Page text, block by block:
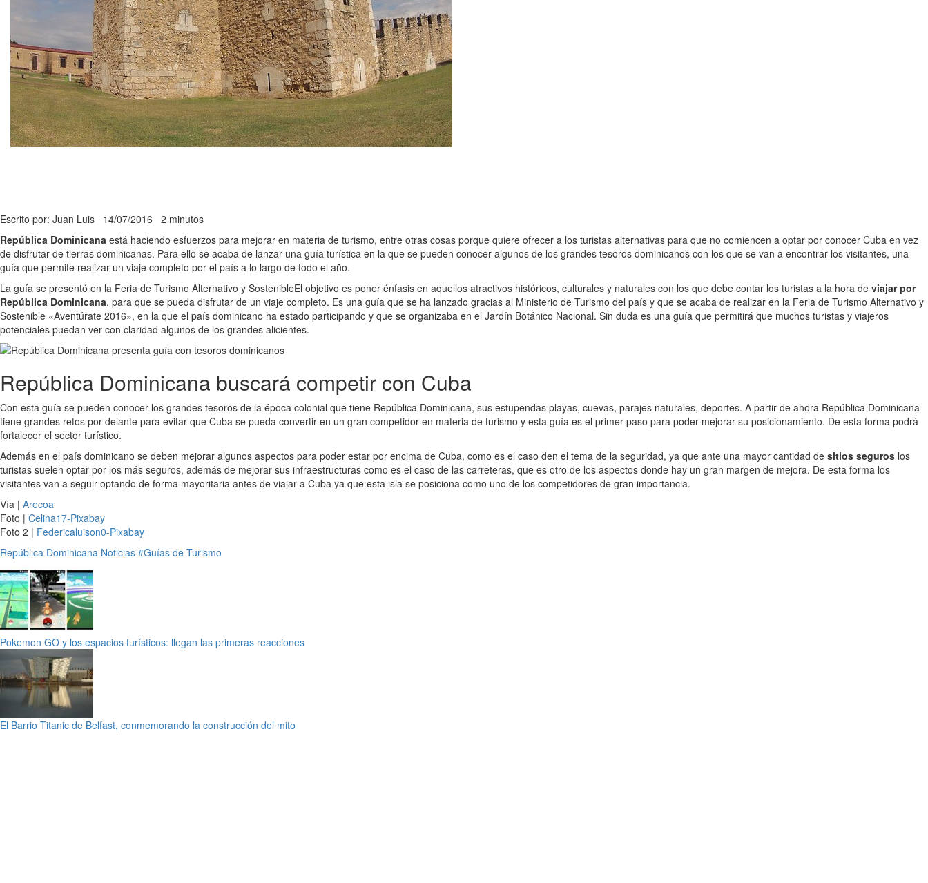
Escrito por: Juan Luis 14/07/2016 2 minutos
República Dominicana está haciendo esfuerzos para mejorar en materia de turismo, entre otras cosas porque quiere ofrecer a los turistas alternativas para que no comiencen a optar por conocer Cuba en vez
de disfrutar de tierras dominicanas. Para ello se acaba de lanzar una guía turística en la que se pueden conocer algunos de los grandes tesoros dominicanos con los que se van a encontrar los visitantes, una
guía que permite realizar un viaje completo por el país a lo largo de todo el año.
La guía se presentó en la Feria de Turismo Alternativo y SostenibleEl objetivo es poner énfasis en aquellos atractivos históricos, culturales y naturales con los que debe contar los turistas a la hora de viajar por
República Dominicana, para que se pueda disfrutar de un viaje completo. Es una guía que se ha lanzado gracias al Ministerio de Turismo del país y que se acaba de realizar en la Feria de Turismo Alternativo y
Sostenible «Aventúrate 2016», en la que el país dominicano ha estado participando y que se organizaba en el Jardín Botánico Nacional. Sin duda es una guía que permitirá que muchos turistas y viajeros
potenciales puedan ver con claridad algunos de los grandes alicientes.
República Dominicana buscará competir con Cuba
Con esta guía se pueden conocer los grandes tesoros de la época colonial que tiene República Dominicana, sus estupendas playas, cuevas, parajes naturales, deportes. A partir de ahora República Dominicana
tiene grandes retos por delante para evitar que Cuba se pueda convertir en un gran competidor en materia de turismo y esta guía es el primer paso para poder mejorar su posicionamiento. De esta forma podrá
fortalecer el sector turístico.
Además en el país dominicano se deben mejorar algunos aspectos para poder estar por encima de Cuba, como es el caso den el tema de la seguridad, ya que ante una mayor cantidad de sitios seguros los
turistas suelen optar por los más seguros, además de mejorar sus infraestructuras como es el caso de las carreteras, que es otro de los aspectos donde hay un gran margen de mejora. De esta forma los
visitantes van a seguir optando de forma mayoritaria antes de viajar a Cuba ya que esta isla se posiciona como uno de los competidores de gran importancia.
Vía | Arecoa
Foto | Celina17-Pixabay
Foto 2 | Federicaluison0-Pixabay
República Dominicana Noticias #Guías de Turismo
Pokemon GO y los espacios turísticos: llegan las primeras reacciones
El Barrio Titanic de Belfast, conmemorando la construcción del mito